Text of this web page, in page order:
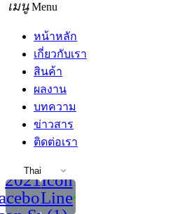
Menu
หน้าหลัก
เกี่ยวกับเรา
สินค้า
ผลงาน
บทความ
ข่าวสาร
ติดต่อเรา
Thai
2021Icon
Line